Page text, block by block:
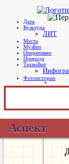
Telegram
Бит Жизни!
Агентство
Дата
Культура
ЛИТ
Места
МузБит
Оперативно
Природа
ТехноБит
Фотоистории
Фото
Аспект